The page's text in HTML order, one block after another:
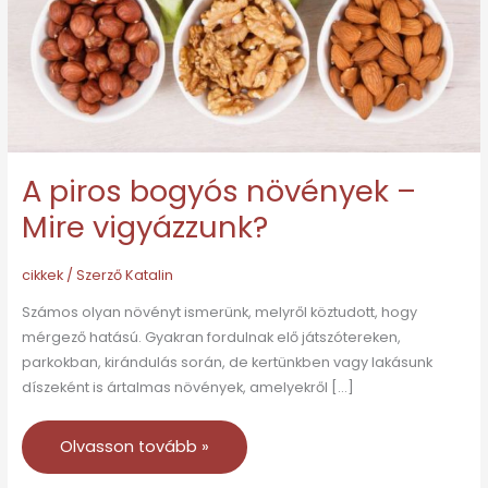
A piros bogyós növények –
Mire vigyázzunk?
cikkek/ SzerzőKatalin
Számos olyan növényt ismerünk, melyről köztudott, hogy
mérgező hatású. Gyakran fordulnak elő játszótereken,
parkokban, kirándulás során, de kertünkben vagy lakásunk
díszeként is ártalmas növények, amelyekről […]
Mire
vigyázzunk?
Olvasson tovább »